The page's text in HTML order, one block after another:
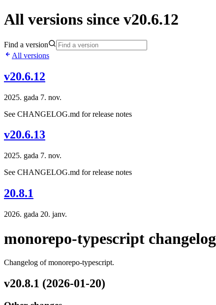
All versions since v20.6.12
Find a version
All versions
v20.6.12
2025. gada 7. nov.
See CHANGELOG.md for release notes
v20.6.13
2025. gada 7. nov.
See CHANGELOG.md for release notes
20.8.1
2026. gada 20. janv.
monorepo-typescript changelog
Changelog of monorepo-typescript.
v20.8.1 (2026-01-20)